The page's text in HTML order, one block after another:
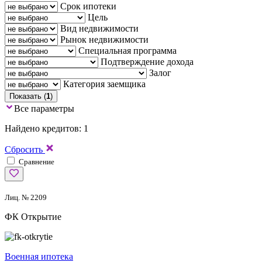
Срок ипотеки
Цель
Вид недвижимости
Рынок недвижимости
Специальная программа
Подтверждение дохода
Залог
Категория заемщика
Показать (1)
Все параметры
Найдено кредитов: 1
Сбросить
Сравнение
Лиц. № 2209
ФК Открытие
Военная ипотека